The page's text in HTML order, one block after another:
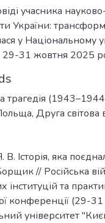
учасника
України:
у Національному
29-31 жовтня 2025
трагедія
, Друга світова
Історія, яка
// Російська
інституцій та
конференції (29-
університет